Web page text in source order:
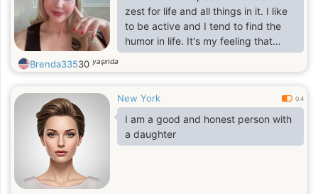
zest for life and all things in it. I like
to be active and I tend to find the
humor in life. It's my feeling that
people need adventure, laughter
and passion.
Brenda33530 yaşında
New York 0.4
I am a good and honest person with
a daughter